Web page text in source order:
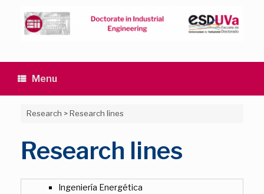
content
Menu
Research >Research lines
Research lines
Ingeniería Energética